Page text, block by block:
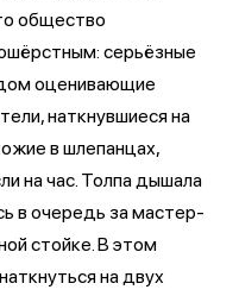
общество
серьёзные
оценивающие
наткнувшиеся на
в шлепанцах,
на час. Толпа дышала
в очередь за мастер-
стойке. В этом
на двух